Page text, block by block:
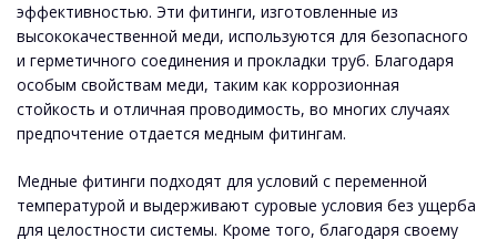
эффективностью. Эти фитинги, изготовленные из
высококачественной меди, используются для безопасного
и герметичного соединения и прокладки труб. Благодаря
особым свойствам меди, таким как коррозионная
стойкость и отличная проводимость, во многих случаях
предпочтение отдается медным фитингам.
Медные фитинги подходят для условий с переменной
температурой и выдерживают суровые условия без ущерба
для целостности системы. Кроме того, благодаря своему